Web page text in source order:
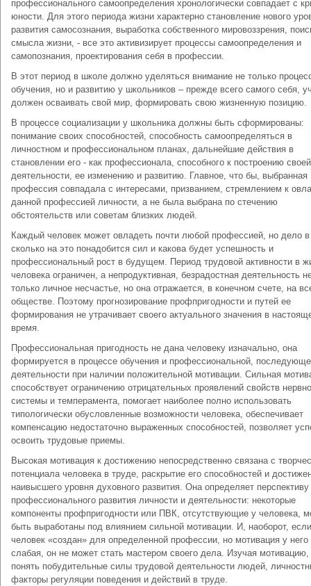
профессионального самоопределения хронологически совпадает с
юности. Для этого периода жизни характерно становление нового
развития самосознания, выработка собственного мировоззрения,
смысла жизни, - все это активизирует процессы самоопределения и
самопознания, проектирования себя в профессии.
В этот период в школе должно уделяться внимание не только
обучения, но и развитию у школьников – прежде всего самого себя,
должен осваивать свой мир, формировать свою жизненную позицию.
В процессе социализации у школьника должны быть сформированы:
понимание своих способностей, способность самоопределяться в
личностном и профессиональном планах, дальнейшие действия в
становлении его - как профессионала, способного к построению своей
деятельности, ее изменению и развитию. Главное, что бы, выбранная
профессия совпадала с интересами, призванием, стремлением к
данной профессией личности, а не была выбрана по стечению
обстоятельств или советам близких людей.
Каждый человек может овладеть почти любой профессией, но дело
сколько на это понадобится сил и какова будет успешность и
профессиональный рост в будущем. Период трудовой активности в
человека ограничен, а непродуктивная, безрадостная деятельность
только личное несчастье, но она отражается, в конечном счете, на
обществе. Поэтому прогнозирование профпригодности и путей ее
формирования не утрачивает своего актуального значения в
время.
Профессиональная пригодность не дана человеку изначально, она
формируется в процессе обучения и профессиональной,
деятельности при наличии положительной мотивации. Сильная
способствует ограничению отрицательных проявлений свойств
системы и темперамента, помогает наиболее полно использовать
типологически обусловленные возможности человека, обеспечивает
компенсацию недостаточно выраженных способностей, позволяет
освоить трудовые приемы.
Высокая мотивация к достижению непосредственно связана с
потенциала человека в труде, раскрытие его способностей и
наивысшего уровня духовного развития. Она определяет перспективу
профессионального развития личности и деятельности: некоторые
компоненты профпригодности или ПВК, отсутствующие у человека,
быть выработаны под влиянием сильной мотивации. И, наоборот, если
человек «создан» для определенной профессии, но мотивация у него
слабая, он не может стать мастером своего дела. Изучая
понять побудительные силы трудовой деятельности людей,
факторы регуляции поведения и действий в труде.